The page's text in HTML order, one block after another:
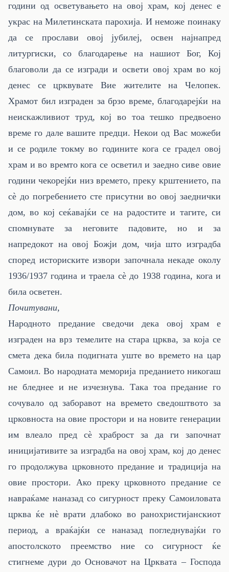
години од осветувањето на овој храм, кој денес е
украс на Милетинската парохија. И неможе поинаку
да се прослави овој јубилеј, освен најнапред
литургиски, со благодарење на нашиот Бог, Кој
благоволи да се изгради и освети овој храм во кој
денес се црквувате Вие жителите на Челопек.
Храмот бил изграден за брзо време, благодарејќи на
неискажливиот труд, кој во тоа тешко предвоено
време го дале вашите предци. Некои од Вас можеби
и се родиле токму во годините кога се градел овој
храм и во времто кога се осветил и заедно сиве овие
години чекорејќи низ времето, преку крштението, па
сè до погребението сте присутни во овој заеднички
дом, во кој сеќавајќи се на радостите и тагите, си
спомнувате за неговите падовите, но и за
напредокот на овој Божји дом, чија што изградба
според историските извори започнала некаде околу
1936/1937 година и траела сè до 1938 година, кога и
била осветен.
Почитувани,
Народното предание сведочи дека овој храм е
изграден на врз темелите на стара црква, за која се
смета дека била подигната уште во времето на цар
Самоил. Во народната меморија преданието никогаш
не бледнее и не изчезнува. Така тоа предание го
сочувало од заборавот на времето сведоштвото за
црковноста на овие простори и на новите генерации
им влеало пред сè храброст за да ги започнат
иницијативите за изградба на овој храм, кој до денес
го продолжува црковното предание и традиција на
овие простори. Ако преку црковното предание се
навраќаме наназад со сигурност преку Самоиловата
црква ќе нè врати длабоко во ранохристијанскиот
период, а враќајќи се наназад погледнувајќи го
апостолското преемство ние со сигурност ќе
стигнеме дури до Основачот на Црквата – Господа